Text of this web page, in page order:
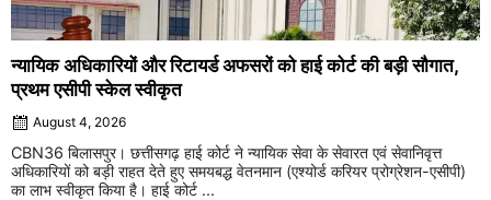
न्यायिक अधिकारियों और रिटायर्ड अफसरों को हाई कोर्ट की बड़ी सौगात,
प्रथम एसीपी स्केल स्वीकृत
August 4, 2026
CBN36 बिलासपुर। छत्तीसगढ़ हाई कोर्ट ने न्यायिक सेवा के सेवारत एवं सेवानिवृत्त
अधिकारियों को बड़ी राहत देते हुए समयबद्ध वेतनमान (एश्योर्ड करियर प्रोग्रेशन-एसीपी)
का लाभ स्वीकृत किया है। हाई कोर्ट ...